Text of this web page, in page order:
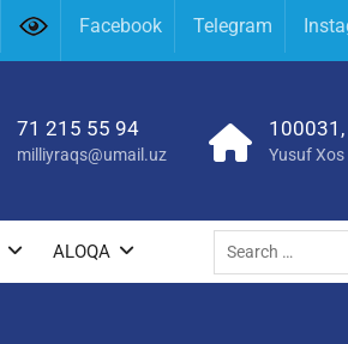
Facebook Telegram
71 215 55 94
milliyraqs@umail.uz
100031,
Yusuf Xos
ALOQA
Search
for: